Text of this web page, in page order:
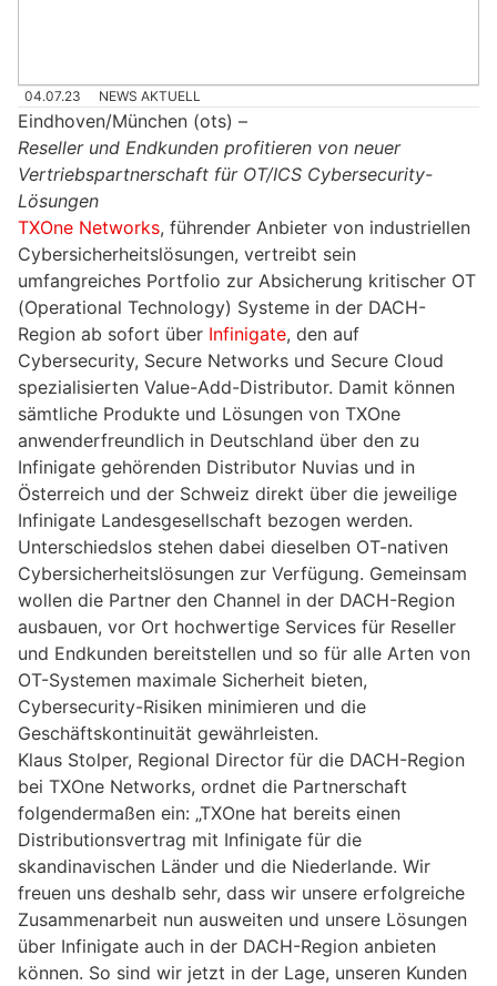
04.07.23 NEWS AKTUELL
Eindhoven/München (ots) –
Reseller und Endkunden profitieren von neuer
Vertriebspartnerschaft für OT/ICS Cybersecurity-
Lösungen
TXOne Networks, führender Anbieter von industriellen
Cybersicherheitslösungen, vertreibt sein
umfangreiches Portfolio zur Absicherung kritischer OT
(Operational Technology) Systeme in der DACH-
Region ab sofort über Infinigate, den auf
Cybersecurity, Secure Networks und Secure Cloud
spezialisierten Value-Add-Distributor. Damit können
sämtliche Produkte und Lösungen von TXOne
anwenderfreundlich in Deutschland über den zu
Infinigate gehörenden Distributor Nuvias und in
Österreich und der Schweiz direkt über die jeweilige
Infinigate Landesgesellschaft bezogen werden.
Unterschiedslos stehen dabei dieselben OT-nativen
Cybersicherheitslösungen zur Verfügung. Gemeinsam
wollen die Partner den Channel in der DACH-Region
ausbauen, vor Ort hochwertige Services für Reseller
und Endkunden bereitstellen und so für alle Arten von
OT-Systemen maximale Sicherheit bieten,
Cybersecurity-Risiken minimieren und die
Geschäftskontinuität gewährleisten.
Klaus Stolper, Regional Director für die DACH-Region
bei TXOne Networks, ordnet die Partnerschaft
folgendermaßen ein: „TXOne hat bereits einen
Distributionsvertrag mit Infinigate für die
skandinavischen Länder und die Niederlande. Wir
freuen uns deshalb sehr, dass wir unsere erfolgreiche
Zusammenarbeit nun ausweiten und unsere Lösungen
über Infinigate auch in der DACH-Region anbieten
können. So sind wir jetzt in der Lage, unseren Kunden